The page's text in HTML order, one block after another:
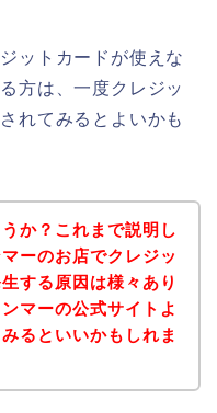
ットカードが使えな
方は、一度クレジッ
れてみるとよいかも
か？これまで説明し
ーのお店でクレジッ
する原因は様々あり
マーの公式サイトよ
るといいかもしれま